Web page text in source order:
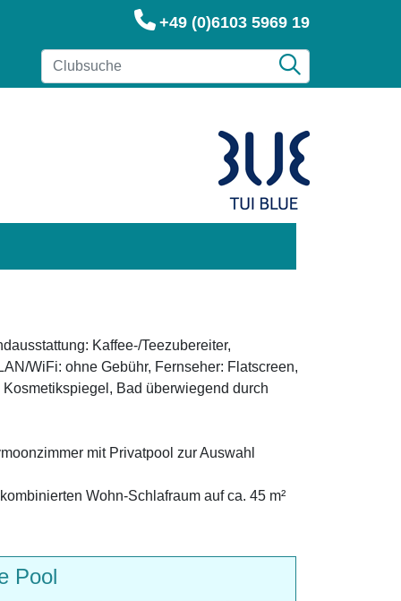
+49 (0)6103 5969 19
Kaffee-/Teezubereiter,
WiFi: ohne Gebühr, Fernseher: Flatscreen,
Bad überwiegend durch
mit Privatpool zur Auswahl
Wohn-Schlafraum auf ca. 45 m²
Pool